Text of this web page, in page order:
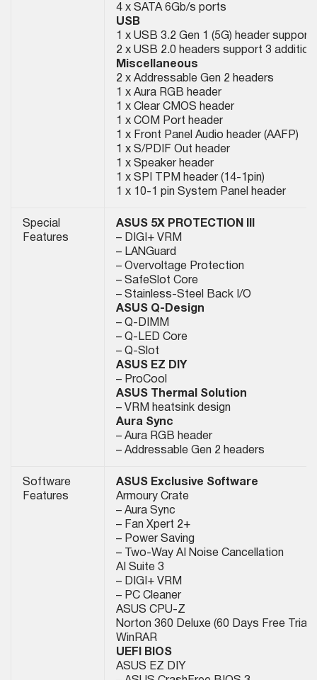
4 x SATA 6Gb/s ports
USB
1 x USB 3.2 Gen 1 (5G) header
2 x USB 2.0 headers support 3
Miscellaneous
2 x Addressable Gen 2 headers
1 x Aura RGB header
1 x Clear CMOS header
1 x COM Port header
1 x Front Panel Audio header (AAFP)
1 x S/PDIF Out header
1 x Speaker header
1 x SPI TPM header (14-1pin)
1 x 10-1 pin System Panel header
Special
Features
ASUS 5X PROTECTION III
– DIGI+ VRM
– LANGuard
– Overvoltage Protection
– SafeSlot Core
– Stainless-Steel Back I/O
ASUS Q-Design
– Q-DIMM
– Q-LED Core
– Q-Slot
ASUS EZ DIY
– ProCool
ASUS Thermal Solution
– VRM heatsink design
Aura Sync
– Aura RGB header
– Addressable Gen 2 headers
Software
Features
ASUS Exclusive Software
Armoury Crate
– Aura Sync
– Fan Xpert 2+
– Power Saving
– Two-Way AI Noise Cancellation
AI Suite 3
– DIGI+ VRM
– PC Cleaner
ASUS CPU-Z
Norton 360 Deluxe (60 Days Free Trial)
WinRAR
UEFI BIOS
ASUS EZ DIY